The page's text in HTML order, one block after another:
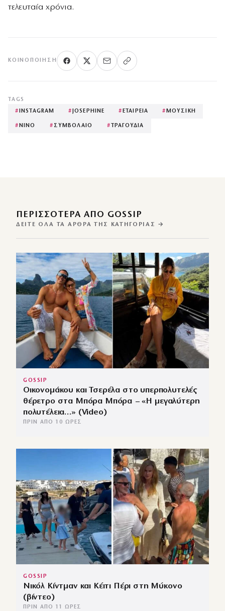
τελευταία χρόνια.
ΚΟΙΝΟΠΟΊΗΣΗ
TAGS
# INSTAGRAM # JOSEPHINE # ΕΤΑΙΡΕΙΑ # ΜΟΥΣΙΚΗ
# ΝΙΝΟ # ΣΥΜΒΟΛΑΙΟ # ΤΡΑΓΟΥΔΙΑ
ΠΕΡΙΣΣΌΤΕΡΑ ΑΠΌ GOSSIP
ΔΕΊΤΕ ΌΛΑ ΤΑ ΆΡΘΡΑ ΤΗΣ ΚΑΤΗΓΟΡΊΑΣ →
GOSSIP
Οικονομάκου και Τσερέλα στο υπερπολυτελές
θέρετρο στα Μπόρα Μπόρα – «Η μεγαλύτερη
πολυτέλεια…» (Video)
ΠΡΙΝ ΑΠΌ 10 ΏΡΕΣ
GOSSIP
Νικόλ Κίντμαν και Κέιτι Πέρι στη Μύκονο
(βίντεο)
ΠΡΙΝ ΑΠΌ 11 ΏΡΕΣ